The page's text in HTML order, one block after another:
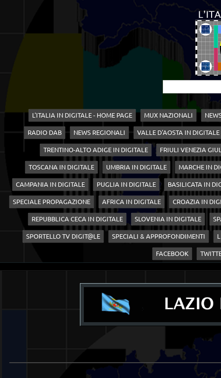
L'ITALIA IN DIGITALE - HOME PAGE MUX NAZIONALI
RADIO DAB NEWS REGIONALI VALLE D'AOSTA IN DIGITALE
TRENTINO-ALTO ADIGE IN DIGITALE FRIULI VENEZIA
TOSCANA IN DIGITALE UMBRIA IN DIGITALE MARCHE IN
CAMPANIA IN DIGITALE PUGLIA IN DIGITALE BASILICATA IN
SPECIALE PROPAGAZIONE AFRICA IN DIGITALE CROAZIA IN
REPUBBLICA CECA IN DIGITALE SLOVENIA IN DIGITALE
SPORTELLO TV DIGIT@LE SPECIALI & APPROFONDIMENTI
FACEBOOK